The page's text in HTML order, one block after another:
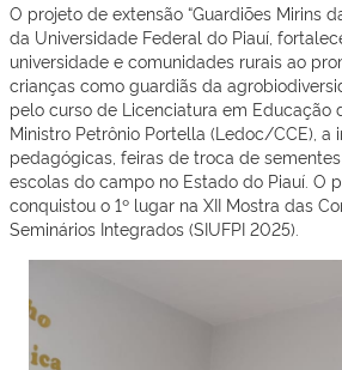
O projeto de extensão “Guardiões Mirins
da Universidade Federal do Piauí,
universidade e comunidades rurais ao
crianças como guardiãs da
pelo curso de Licenciatura em Educação
Ministro Petrônio Portella (Ledoc/CCE), a
pedagógicas, feiras de troca de
escolas do campo no Estado do Piauí. O
conquistou o 1º lugar na XII Mostra das
Seminários Integrados (SIUFPI 2025).